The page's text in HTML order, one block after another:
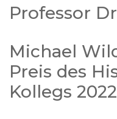
Professor
Michael
Preis des
Kollegs 2022